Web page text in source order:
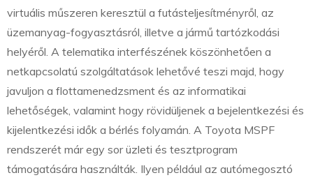
virtuális műszeren keresztül a futásteljesítményről, az
üzemanyag-fogyasztásról, illetve a jármű tartózkodási
helyéről. A telematika interfészének köszönhetően a
netkapcsolatú szolgáltatások lehetővé teszi majd, hogy
javuljon a flottamenedzsment és az informatikai
lehetőségek, valamint hogy rövidüljenek a bejelentkezési és
kijelentkezési idők a bérlés folyamán. A Toyota MSPF
rendszerét már egy sor üzleti és tesztprogram
támogatására használták. Ilyen például az autómegosztó